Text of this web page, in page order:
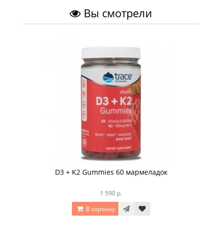
Вы смотрели
D3 + K2 Gummies 60 мармеладок
1 590 р.
В корзину